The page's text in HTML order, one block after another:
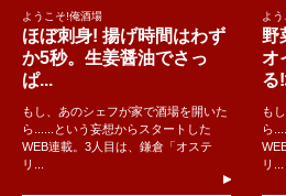
ようこそ!俺酒場
ほぼ刺身! 揚げ時間はわず
か5秒。生姜醤油でさっ
ぱ...
もし、あのシェフが家で酒場を開いた
ら......という妄想からスタートした
WEB連載。3人目は、鎌倉「オステ
リ...
よ
野
オ
る
も
ら
リ...